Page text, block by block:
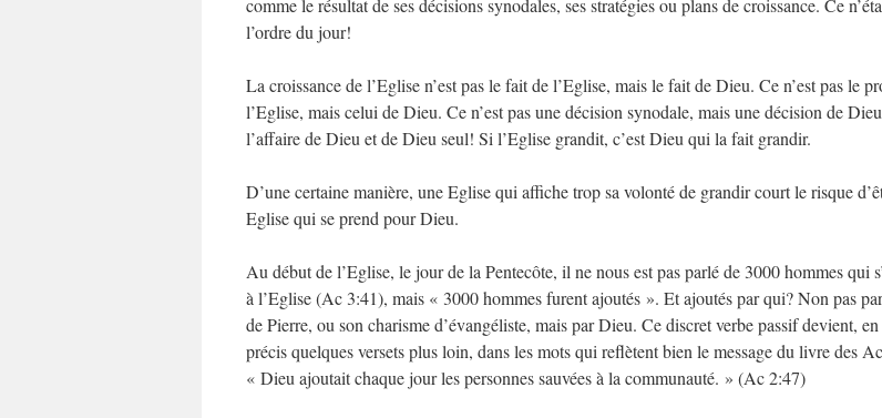
comme le résultat de ses décisions synodales, ses stratégies ou plans de croissance. Ce
l’ordre du jour!
La croissance de l’Eglise n’est pas le fait de l’Eglise, mais le fait de Dieu. Ce n’est pas le
l’Eglise, mais celui de Dieu. Ce n’est pas une décision synodale, mais une décision de
l’affaire de Dieu et de Dieu seul! Si l’Eglise grandit, c’est Dieu qui la fait grandir.
D’une certaine manière, une Eglise qui affiche trop sa volonté de grandir court le risque
Eglise qui se prend pour Dieu.
Au début de l’Eglise, le jour de la Pentecôte, il ne nous est pas parlé de 3000 hommes qui
à l’Eglise (Ac 3:41), mais « 3000 hommes furent ajoutés ». Et ajoutés par qui? Non pas
de Pierre, ou son charisme d’évangéliste, mais par Dieu. Ce discret verbe passif devient,
précis quelques versets plus loin, dans les mots qui reflètent bien le message du livre des
« Dieu ajoutait chaque jour les personnes sauvées à la communauté. » (Ac 2:47)